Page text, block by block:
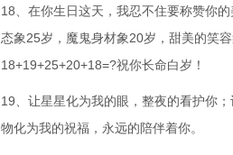
18、在你生日这天，我忍不住要称赞你
态象25岁，魔鬼身材象20岁，甜美的笑
18+19+25+20+18=?祝你长命白岁！
19、让星星化为我的眼，整夜的看护你
物化为我的祝福，永远的陪伴着你。